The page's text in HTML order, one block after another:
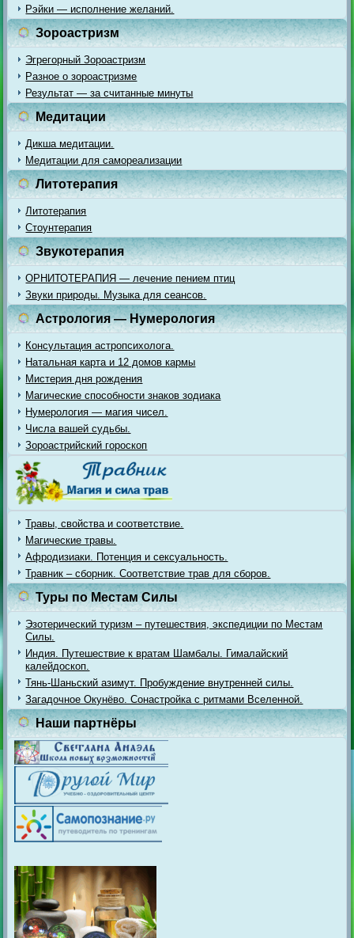
Рэйки — исполнение желаний.
Зороастризм
Эгрегорный Зороастризм
Разное о зороастризме
Результат — за считанные минуты
Медитации
Дикша медитации.
Медитации для самореализации
Литотерапия
Литотерапия
Стоунтерапия
Звукотерапия
ОРНИТОТЕРАПИЯ — лечение пением птиц
Звуки природы. Музыка для сеансов.
Астрология — Нумерология
Консультация астропсихолога.
Натальная карта и 12 домов кармы
Мистерия дня рождения
Магические способности знаков зодиака
Нумерология — магия чисел.
Числа вашей судьбы.
Зороастрийский гороскоп
Травы, свойства и соответствие.
Магические травы.
Афродизиаки. Потенция и сексуальность.
Травник – сборник. Соответствие трав для сборов.
Туры по Местам Силы
Эзотерический туризм – путешествия, экспедиции по Местам
Силы.
Индия. Путешествие к вратам Шамбалы. Гималайский
калейдоскоп.
Тянь-Шаньский азимут. Пробуждение внутренней силы.
Загадочное Окунёво. Сонастройка с ритмами Вселенной.
Наши партнёры